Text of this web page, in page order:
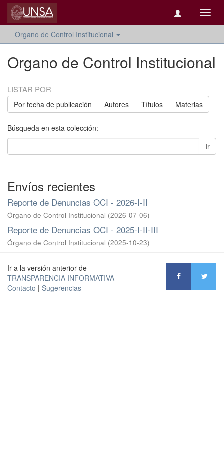
Organo de Control Institucional
Organo de Control Institucional
LISTAR POR
Por fecha de publicación Autores Títulos Materias
Búsqueda en esta colección:
Ir
Envíos recientes
Reporte de Denuncias OCI - 2026-I-II
Órgano de Control Institucional (2026-07-06)
Reporte de Denuncias OCI - 2025-I-II-III
Órgano de Control Institucional (2025-10-23)
Ir a la versión anterior de
TRANSPARENCIA INFORMATIVA
Contacto | Sugerencias